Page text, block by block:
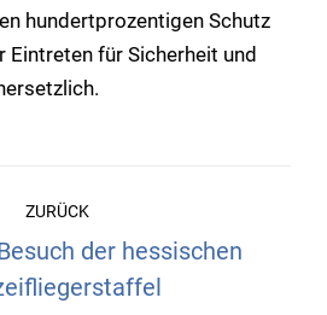
hundertprozentigen Schutz
Eintreten für Sicherheit und
ZURÜCK
Vorheriger
Beitrag:
der hessischen